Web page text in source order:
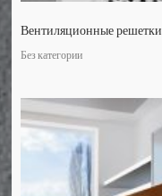
Вентиляционные решетки
Без категории